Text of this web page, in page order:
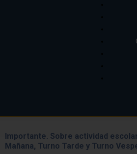
Importante. Sobre actividad
Mañana, Turno Tarde y Turno